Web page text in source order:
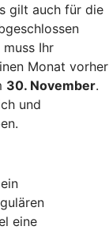
gilt auch für die
Ihr
Monat vorher
30. November.
und
eine